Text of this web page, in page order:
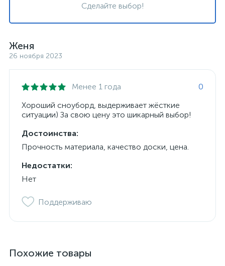
Сделайте выбор!
Женя
26 ноября 2023
Менее 1 года
0
Хороший сноуборд, выдерживает жёсткие
ситуации) За свою цену это шикарный выбор!
Достоинства:
Прочность материала, качество доски, цена.
Недостатки:
Нет
Поддерживаю
Похожие товары